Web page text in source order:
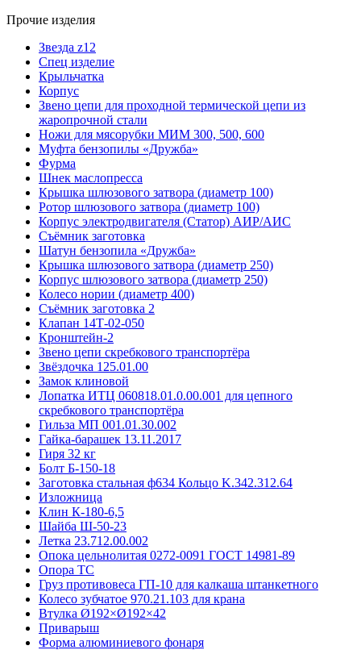
Прочие изделия
Звезда z12
Спец изделие
Крыльчатка
Корпус
Звено цепи для проходной термической цепи из
жаропрочной стали
Ножи для мясорубки МИМ 300, 500, 600
Муфта бензопилы «Дружба»
Фурма
Шнек маслопресса
Крышка шлюзового затвора (диаметр 100)
Ротор шлюзового затвора (диаметр 100)
Корпус электродвигателя (Статор) АИР/АИС
Съёмник заготовка
Шатун бензопила «Дружба»
Крышка шлюзового затвора (диаметр 250)
Корпус шлюзового затвора (диаметр 250)
Колесо нории (диаметр 400)
Съёмник заготовка 2
Клапан 14Т-02-050
Кронштейн-2
Звено цепи скребкового транспортёра
Звёздочка 125.01.00
Замок клиновой
Лопатка ИТЦ 060818.01.0.00.001 для цепного
скребкового транспортёра
Гильза МП 001.01.30.002
Гайка-барашек 13.11.2017
Гиря 32 кг
Болт Б-150-18
Заготовка стальная ф634 Кольцо K.342.312.64
Изложница
Клин К-180-6,5
Шайба Ш-50-23
Летка 23.712.00.002
Опока цельнолитая 0272-0091 ГОСТ 14981-89
Опора ТС
Груз противовеса ГП-10 для калкаша штанкетного
Колесо зубчатое 970.21.103 для крана
Втулка Ø192×Ø192×42
Приварыш
Форма алюминиевого фонаря